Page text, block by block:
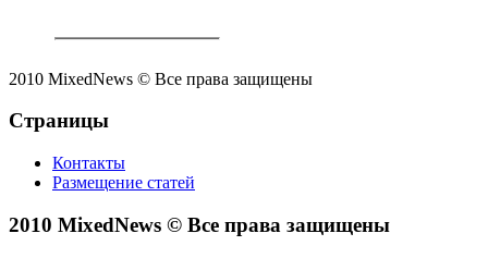
2010 MixedNews © Все права защищены
Страницы
Контакты
Размещение статей
2010 MixedNews © Все права защищены